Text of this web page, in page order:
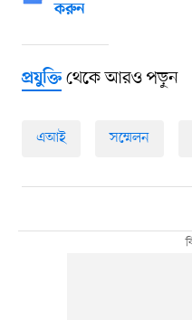
করুন
প্রযুক্তিথেকে আরও পড়ুন
এআই সম্মেলন